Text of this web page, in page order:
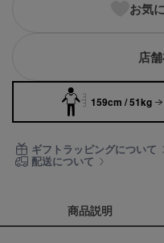
Calvin Klein
カルバン・クライン
CELFORD
セルフォード
お気
店
159cm / 51kg
ギフトラッピングについて
配送について
商品説明